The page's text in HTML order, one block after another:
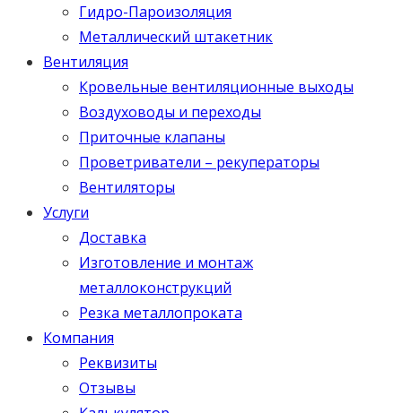
Гидро-Пароизоляция
Металлический штакетник
Вентиляция
Кровельные вентиляционные выходы
Воздуховоды и переходы
Приточные клапаны
Проветриватели – рекуператоры
Вентиляторы
Услуги
Доставка
Изготовление и монтаж
металлоконструкций
Резка металлопроката
Компания
Реквизиты
Отзывы